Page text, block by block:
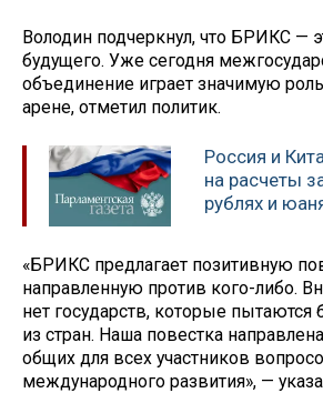
Володин подчеркнул, что БРИКС —
будущего. Уже сегодня
объединение играет значимую
арене, отметил политик.
Россия и
на расчеты
рублях и
«БРИКС предлагает позитивную
направленную против кого-либо.
нет государств, которые пытаются
из стран. Наша повестка
общих для всех участников
международного развития», —